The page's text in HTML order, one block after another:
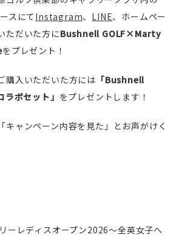
スにて Instagram、 LINE、ホームペー
ただいた方にBushnell GOLF×Marty
をプレゼント！
購入いただいた方には 「Bushnell
ボセット」 をプレゼントします！
キャンペーン内容を見た」とお声がけく
ーレディスオープン2026〜全英女子へ